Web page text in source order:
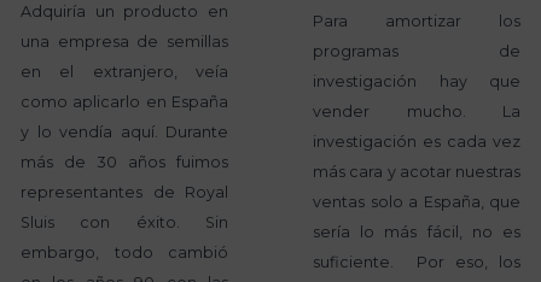
Adquiría un producto en
una empresa de semillas
en el extranjero, veía
como aplicarlo en España
y lo vendía aquí. Durante
más de 30 años fuimos
representantes de Royal
Sluis con éxito. Sin
embargo, todo cambió
Para amortizar los
programas de
investigación hay que
vender mucho. La
investigación es cada vez
más cara y acotar nuestras
ventas solo a España, que
sería lo más fácil, no es
suficiente. Por eso, los